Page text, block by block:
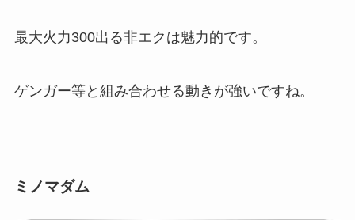
最大火力300出る非エクは魅力的です。
ゲンガー等と組み合わせる動きが強いですね。
ミノマダム